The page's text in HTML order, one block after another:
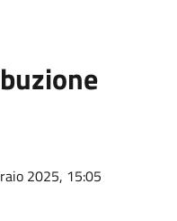
2025, 15:05